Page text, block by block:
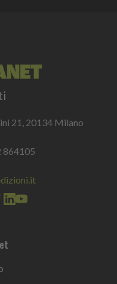
21, 20134 Milano
864105